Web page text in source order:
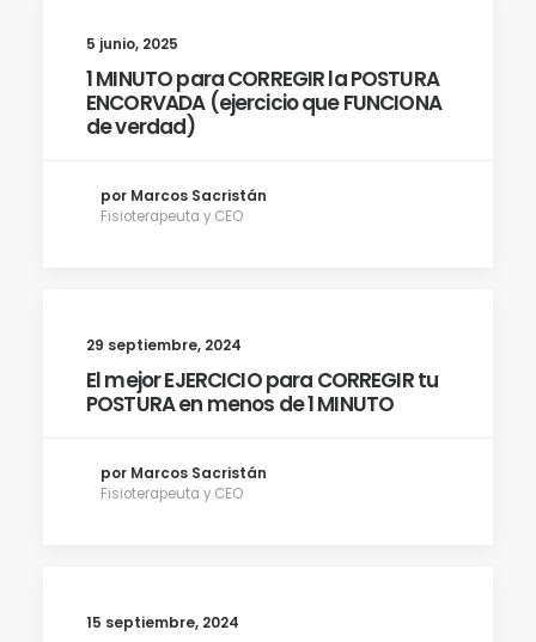
5 junio, 2025
1 MINUTO para CORREGIR la POSTURA
ENCORVADA (ejercicio que FUNCIONA
de verdad)
por Marcos Sacristán
Fisioterapeuta y CEO
29 septiembre, 2024
El mejor EJERCICIO para CORREGIR tu
POSTURA en menos de 1 MINUTO
por Marcos Sacristán
Fisioterapeuta y CEO
15 septiembre, 2024